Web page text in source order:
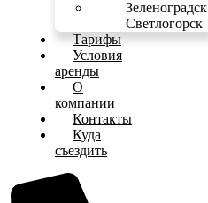
Зеленоградск
Светлогорск
Тарифы
Условия
аренды
О
компании
Контакты
Куда
съездить